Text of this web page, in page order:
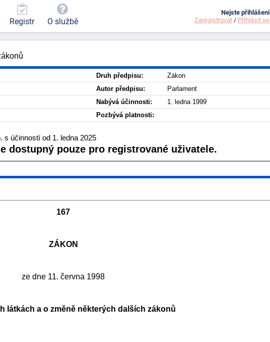
Druh předpisu:
Zákon
Autor předpisu:
Parlament
Nabývá účinnosti:
1. ledna 1999
Pozbývá platnosti:
s účinností od 1. ledna 2025
dostupný pouze pro registrované uživatele.
167
ZÁKON
ze dne 11. června 1998
látkách a o změně některých dalších zákonů
Registr O službě
Nejste přihlášeni
Zaregistrovat / Přihlásit se